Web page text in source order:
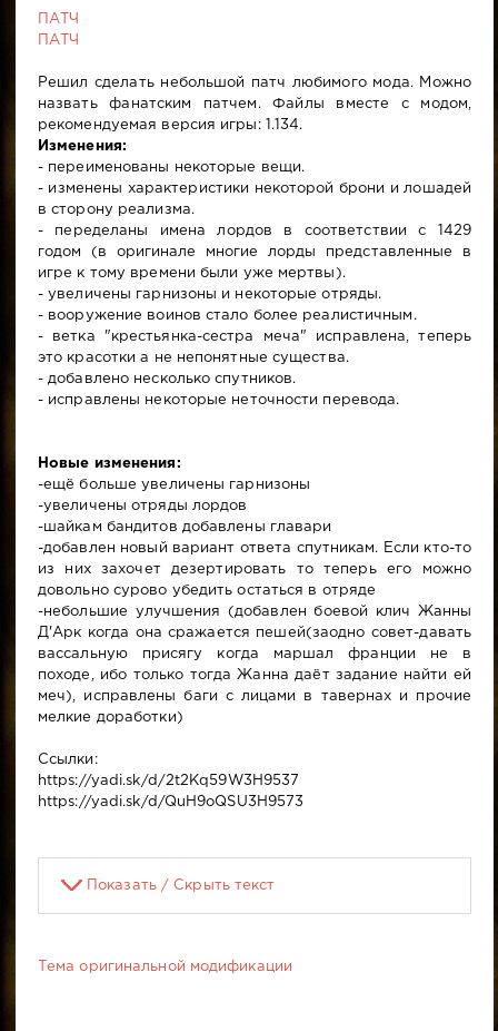
ПАТЧ
ПАТЧ
Решил сделать небольшой патч любимого мода. Можно
назвать фанатским патчем. Файлы вместе с модом,
рекомендуемая версия игры: 1.134.
Изменения:
- переименованы некоторые вещи.
- изменены характеристики некоторой брони и лошадей
в сторону реализма.
- переделаны имена лордов в соответствии с 1429
годом (в оригинале многие лорды представленные в
игре к тому времени были уже мертвы).
- увеличены гарнизоны и некоторые отряды.
- вооружение воинов стало более реалистичным.
- ветка "крестьянка-сестра меча" исправлена, теперь
это красотки а не непонятные существа.
- добавлено несколько спутников.
- исправлены некоторые неточности перевода.
Новые изменения:
-ещё больше увеличены гарнизоны
-увеличены отряды лордов
-шайкам бандитов добавлены главари
-добавлен новый вариант ответа спутникам. Если кто-то
из них захочет дезертировать то теперь его можно
довольно сурово убедить остаться в отряде
-небольшие улучшения (добавлен боевой клич Жанны
Д'Арк когда она сражается пешей(заодно совет-давать
вассальную присягу когда маршал франции не в
походе, ибо только тогда Жанна даёт задание найти ей
меч), исправлены баги с лицами в тавернах и прочие
мелкие доработки)
Ссылки:
https://yadi.sk/d/2t2Kq59W3H9537
https://yadi.sk/d/QuH9oQSU3H9573
Показать / Скрыть текст
Тема оригинальной модификации